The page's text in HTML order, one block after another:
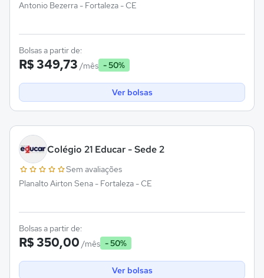
Antonio Bezerra - Fortaleza - CE
Bolsas a partir de:
R$ 349,73 /mês - 50%
Ver bolsas
Colégio 21 Educar - Sede 2
Sem avaliações
Planalto Airton Sena - Fortaleza - CE
Bolsas a partir de:
R$ 350,00 /mês - 50%
Ver bolsas